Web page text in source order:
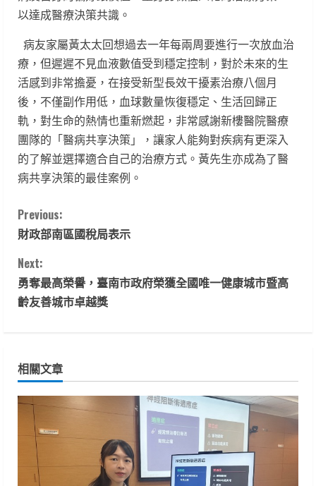
以達成醫療決策共識。
病友家屬黃太太回想過去一年每兩周要進行一次放血治
療，但遲遲不見血液數值受到穩定控制，對於未來的生
活感到非常擔憂，在接受新型長效干擾素治療八個月
後，不僅副作用低，血球數量恢復穩定、生活回歸正
軌，對生命的熱情也重新燃起，非常感謝新樓醫院醫療
團隊的「醫病共享決策」，讓家人能夠對疾病有更深入
的了解並選擇適合自己的治療方式。黃先生亦成為了醫
病共享決策的最佳案例。
C
o
n
t
n
u
Previous:
財政部南區國稅局表示
Next:
勇奪最高榮譽，臺南市政府榮獲全國唯一健康城市暨高
齡友善城市卓越獎
相關文章